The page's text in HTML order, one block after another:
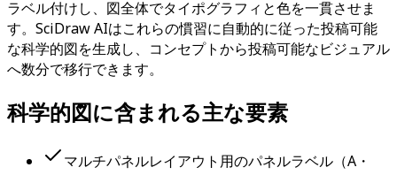
ラベル付けし、図全体でタイポグラフィと色を一貫させま
す。SciDraw AIはこれらの慣習に自動的に従った投稿可能
な科学的図を生成し、コンセプトから投稿可能なビジュアル
へ数分で移行できます。
科学的図に含まれる主な要素
マルチパネルレイアウト用のパネルラベル（A・